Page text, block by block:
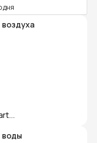
воды